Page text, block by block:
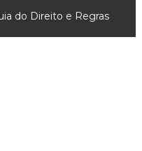
do Direito e Regras